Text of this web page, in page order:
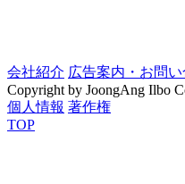
会社紹介 広告案内・お問
Copyright by JoongAng Ilbo
個人情報 著作権
TOP